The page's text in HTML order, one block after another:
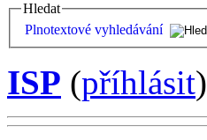
Hledat
Plnotextové vyhledávání
ISP (příhlásit)